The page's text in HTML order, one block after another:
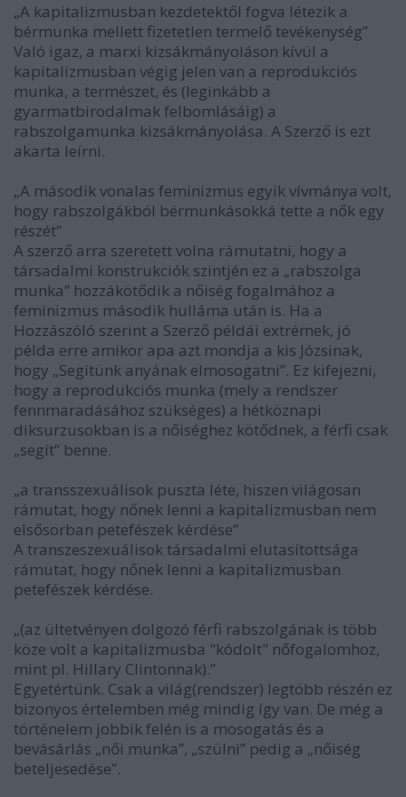
„A kapitalizmusban kezdetektől fogva létezik a
bérmunka mellett fizetetlen termelő tevékenység”
Való igaz, a marxi kizsákmányoláson kívül a
kapitalizmusban végig jelen van a reprodukciós
munka, a természet, és (leginkább a
gyarmatbirodalmak felbomlásáig) a
rabszolgamunka kizsákmányolása. A Szerző is ezt
akarta leírni.
„A második vonalas feminizmus egyik vívmánya volt,
hogy rabszolgákból bérmunkásokká tette a nők egy
részét”
A szerző arra szeretett volna rámutatni, hogy a
társadalmi konstrukciók szintjén ez a „rabszolga
munka” hozzákötődik a nőiség fogalmához a
feminizmus második hulláma után is. Ha a
Hozzászóló szerint a Szerző példái extrémek, jó
példa erre amikor apa azt mondja a kis Józsinak,
hogy „Segítünk anyának elmosogatni”. Ez kifejezni,
hogy a reprodukciós munka (mely a rendszer
fennmaradásához szükséges) a hétköznapi
diksurzusokban is a nőiséghez kötődnek, a férfi csak
„segít” benne.
„a transszexuálisok puszta léte, hiszen világosan
rámutat, hogy nőnek lenni a kapitalizmusban nem
elsősorban petefészek kérdése”
A transzeszexuálisok társadalmi elutasítottsága
rámutat, hogy nőnek lenni a kapitalizmusban
petefészek kérdése.
„(az ültetvényen dolgozó férfi rabszolgának is több
köze volt a kapitalizmusba "kódolt" nőfogalomhoz,
mint pl. Hillary Clintonnak).”
Egyetértünk. Csak a világ(rendszer) legtöbb részén ez
bizonyos értelemben még mindig így van. De még a
történelem jobbik felén is a mosogatás és a
bevásárlás „női munka”, „szülni” pedig a „nőiség
beteljesedése”.